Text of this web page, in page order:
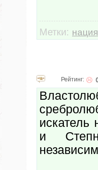
Метки: нация
Рейтинг:
и